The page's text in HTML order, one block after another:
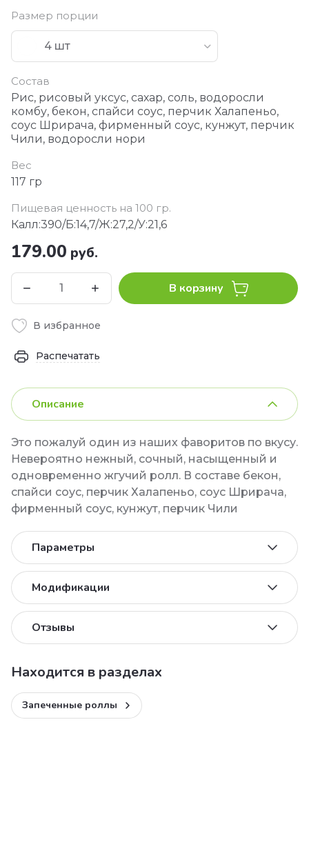
Размер порции
4 шт
Состав
Рис, рисовый уксус, сахар, соль, водоросли
комбу, бекон, спайси соус, перчик Халапеньо,
соус Шрирача, фирменный соус, кунжут, перчик
Чили, водоросли нори
Вес
117 гр
Пищевая ценность на 100 гр.
Калл:390/Б:14,7/Ж:27,2/У:21,6
179.00 руб.
В корзину
В избранное
Распечатать
Описание
Это пожалуй один из наших фаворитов по вкусу.
Невероятно нежный, сочный, насыщенный и
одновременно жгучий ролл. В составе бекон,
спайси соус, перчик Халапеньо, соус Шрирача,
фирменный соус, кунжут, перчик Чили
Параметры
Модификации
Отзывы
Находится в разделах
Запеченные роллы